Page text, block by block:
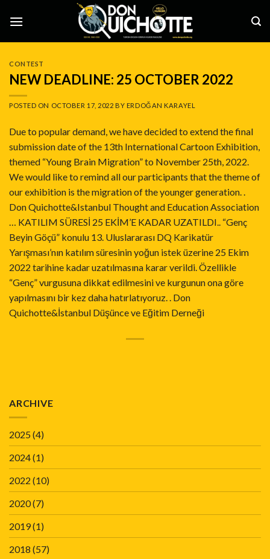
CONTEST
NEW DEADLINE: 25 OCTOBER 2022
POSTED ON OCTOBER 17, 2022 BY ERDOĞAN KARAYEL
Due to popular demand, we have decided to extend the final
submission date of the 13th International Cartoon Exhibition,
themed “Young Brain Migration” to November 25th, 2022.
We would like to remind all our participants that the theme of
our exhibition is the migration of the younger generation. .
Don Quichotte&Istanbul Thought and Education Association
… KATILIM SÜRESİ 25 EKİM’E KADAR UZATILDI.. “Genç
Beyin Göçü” konulu 13. Uluslararası DQ Karikatür
Yarışması’nın katılım süresinin yoğun istek üzerine 25 Ekim
2022 tarihine kadar uzatılmasına karar verildi. Özellikle
“Genç” vurgusuna dikkat edilmesini ve kurgunun ona göre
yapılmasını bir kez daha hatırlatıyoruz. . Don
Quichotte&İstanbul Düşünce ve Eğitim Derneği
ARCHIVE
2025(4)
2024(1)
2022 (10)
2020(7)
2019(1)
2018 (57)